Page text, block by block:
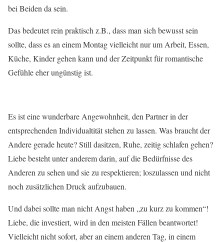
bei Beiden da sein.
Das bedeutet rein praktisch z.B., dass man sich bewusst sein
sollte, dass es an einem Montag vielleicht nur um Arbeit, Essen,
Küche, Kinder gehen kann und der Zeitpunkt für romantische
Gefühle eher ungünstig ist.
Es ist eine wunderbare Angewohnheit, den Partner in der
entsprechenden Individualtität stehen zu lassen. Was braucht der
Andere gerade heute? Still dasitzen, Ruhe, zeitig schlafen gehen?
Liebe besteht unter anderem darin, auf die Bedürfnisse des
Anderen zu sehen und sie zu respektieren; loszulassen und nicht
noch zusätzlichen Druck aufzubauen.
Und dabei sollte man nicht Angst haben „zu kurz zu kommen“!
Liebe, die investiert, wird in den meisten Fällen beantwortet!
Vielleicht nicht sofort, aber an einem anderen Tag, in einem